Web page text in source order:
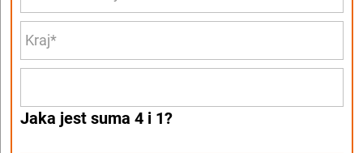
Jaka jest suma 4 i 1?